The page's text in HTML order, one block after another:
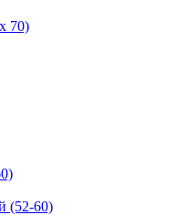
70)
(52-60)